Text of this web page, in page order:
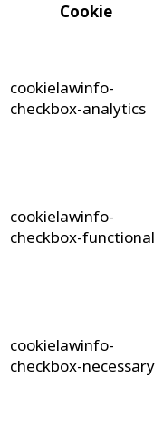
Cookie
cookielawinfo-
checkbox-analytics
cookielawinfo-
checkbox-functional
cookielawinfo-
checkbox-necessary